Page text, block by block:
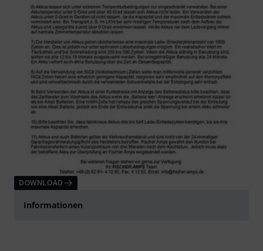
DOWNLOAD
Informationen